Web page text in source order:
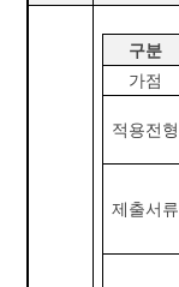
구분
가점
적용전형
제출서류